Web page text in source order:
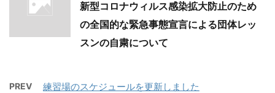
新型コロナウィルス感染拡大防止のため
の全国的な緊急事態宣言による団体レッ
スンの自粛について
PREV 練習場のスケジュールを更新しました